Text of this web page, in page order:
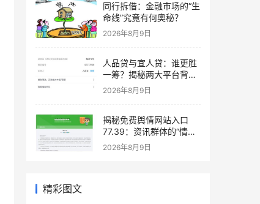
同行拆借：金融市场的“生
命线”究竟有何奥秘？
2026年8月9日
人品贷与宜人贷：谁更胜
一筹？揭秘两大平台背后
的数据真相
2026年8月9日
揭秘免费舆情网站入口
77.39：资讯群体的“情报
雷达”
2026年8月9日
精彩图文